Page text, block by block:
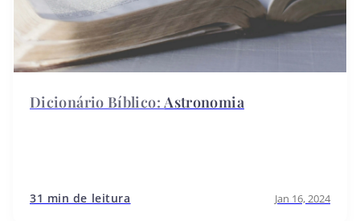
Astronomia
31 min de leitura Jan 16, 2024